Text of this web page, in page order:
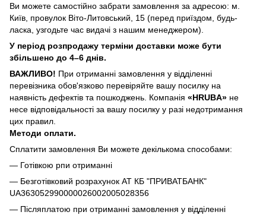
Ви можете самостійно забрати замовлення за адресою: м.
Київ, провулок Віто-Литовський, 15 (перед приїздом, будь-
ласка, узгодьте час видачі з нашим менеджером).
У період розпродажу терміни доставки може бути
збільшено до 4–6 днів.
ВАЖЛИВО! При отриманні замовлення у відділенні
перевізника обов'язково перевіряйте вашу посилку на
наявність дефектів та пошкоджень. Компанія «HRUBA» не
несе відповідальності за вашу посилку у разі недотримання
цих правил.
Методи оплати.
Сплатити замовлення Ви можете декількома способами:
— Готівкою рпи отриманні
— Безготівковий розрахунок АТ КБ "ПРИВАТБАНК"
UA363052990000026002005028356
— Післяплатою при отриманні замовлення у відділенні